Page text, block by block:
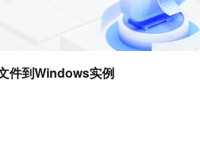
件到Windows实例